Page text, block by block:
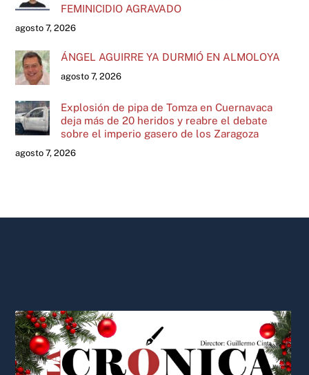
FEMINICIDIO AGRAVADO
agosto 7, 2026
ÁNGEL AGUIRRE YA DURMIÓ EN ALMOLOYA
agosto 7, 2026
Explosión de pipa de Tomza en Cuernavaca
deja más de 20 heridos y reabre el debate
sobre el imperio gasero de los Zaragoza
agosto 7, 2026
To
Top